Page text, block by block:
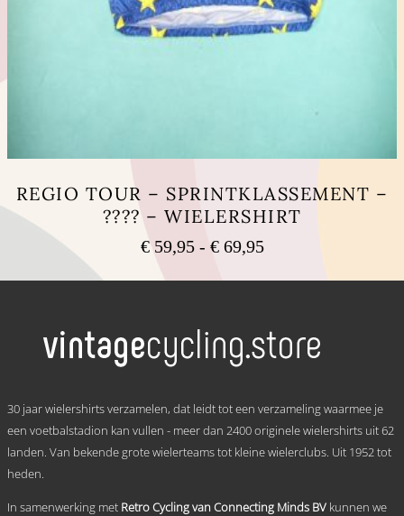
REGIO TOUR – SPRINTKLASSEMENT –
???? – WIELERSHIRT
€59,95 - €69,95Prijsklasse:
tot
variaties.
Deze
gekozen
op
de
30 jaar wielershirts verzamelen, dat leidt tot een verzameling waarmee je
een voetbalstadion kan vullen - meer dan 2400 originele wielershirts uit 62
landen. Van bekende grote wielerteams tot kleine wielerclubs. Uit 1952 tot
heden.
In samenwerking met Retro Cycling van Connecting Minds BV kunnen we